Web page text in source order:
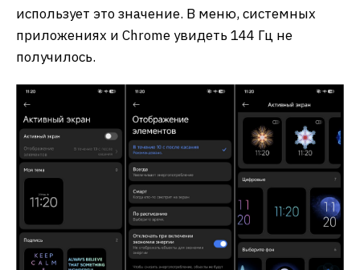
использует это значение. В меню, системных
приложениях и Chrome увидеть 144 Гц не
получилось.